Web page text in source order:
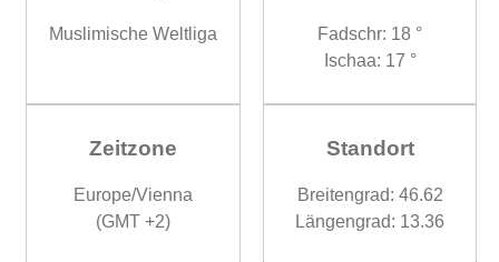
Muslimische Weltliga
Fadschr: 18 °
Ischaa: 17 °
Zeitzone
Europe/Vienna
(GMT +2)
Standort
Breitengrad: 46.62
Längengrad: 13.36